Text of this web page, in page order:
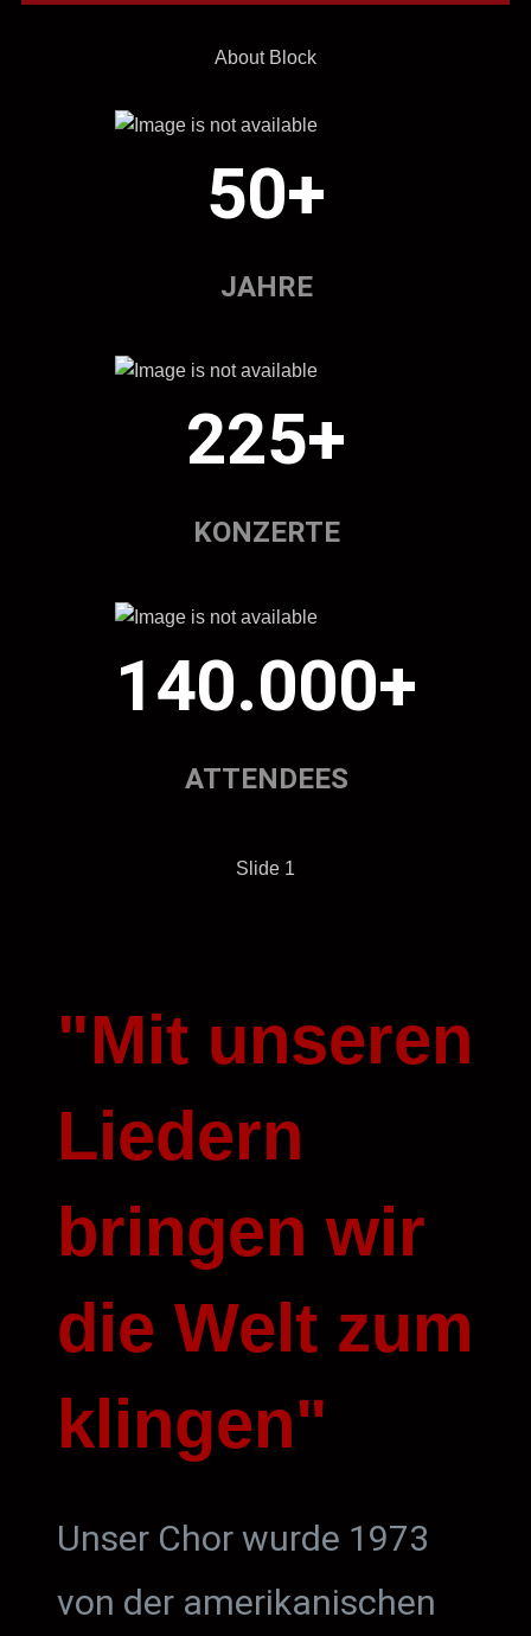
About Block
50+
JAHRE
225+
KONZERTE
140.000+
ATTENDEES
Slide 1
"Mit unseren
Liedern
bringen wir
die Welt zum
klingen"
Unser Chor wurde 1973
von der amerikanischen